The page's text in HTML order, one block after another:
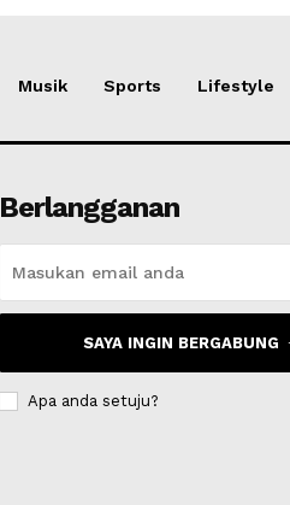
Musik Sports Lifestyle
Berlangganan
SAYA INGIN BERGABUNG
Apa anda setuju?